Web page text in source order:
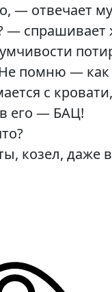
— отвечает
— спрашивает
помню — как
с
его — БАЦ!
козел, даже